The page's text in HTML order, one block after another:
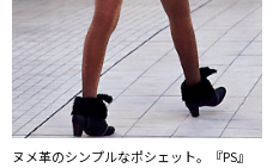
ヌメ革のシンプルなポシェット。『PS』